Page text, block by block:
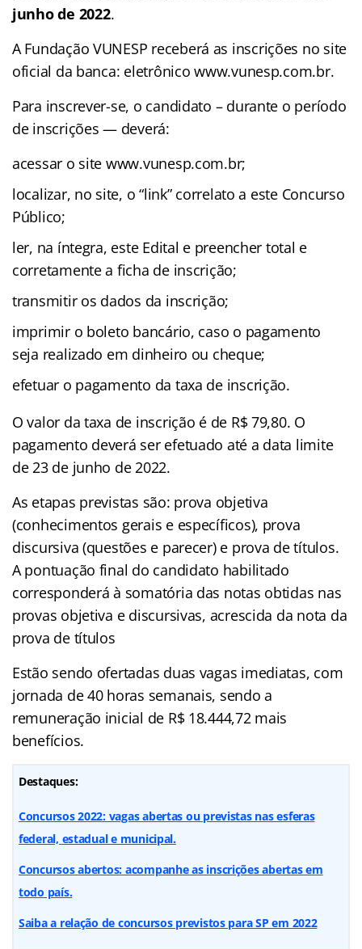
junho de 2022.
A Fundação VUNESP receberá as inscrições no site
oficial da banca: eletrônico www.vunesp.com.br.
Para inscrever-se, o candidato – durante o período
de inscrições — deverá:
acessar o site www.vunesp.com.br;
localizar, no site, o “link” correlato a este Concurso
Público;
ler, na íntegra, este Edital e preencher total e
corretamente a ficha de inscrição;
transmitir os dados da inscrição;
imprimir o boleto bancário, caso o pagamento
seja realizado em dinheiro ou cheque;
efetuar o pagamento da taxa de inscrição.
O valor da taxa de inscrição é de R$ 79,80. O
pagamento deverá ser efetuado até a data limite
de 23 de junho de 2022.
As etapas previstas são: prova objetiva
(conhecimentos gerais e específicos), prova
discursiva (questões e parecer) e prova de títulos.
A pontuação final do candidato habilitado
corresponderá à somatória das notas obtidas nas
provas objetiva e discursivas, acrescida da nota da
prova de títulos
Estão sendo ofertadas duas vagas imediatas, com
jornada de 40 horas semanais, sendo a
remuneração inicial de R$ 18.444,72 mais
benefícios.
Destaques:
Concursos 2022: vagas abertas ou previstas nas esferas
federal, estadual e municipal.
Concursos abertos: acompanhe as inscrições abertas em
todo país.
Saiba a relação de concursos previstos para SP em 2022